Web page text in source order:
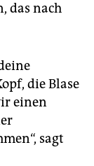
das nach
die Blase
einen
sagt